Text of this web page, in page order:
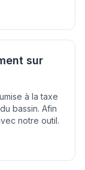
sur
à la taxe
bassin. Afin
notre outil.